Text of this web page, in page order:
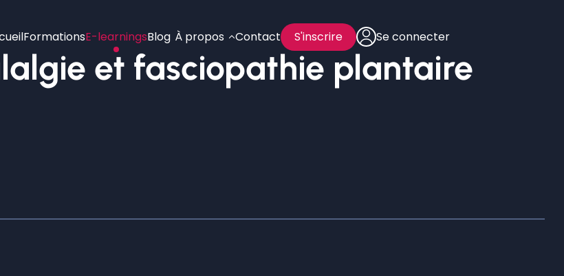
FormationsE-learningsBlog À propos Contact S'inscrire Se connecter
et fasciopathie plantaire